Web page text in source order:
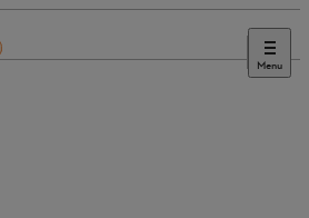
Menu